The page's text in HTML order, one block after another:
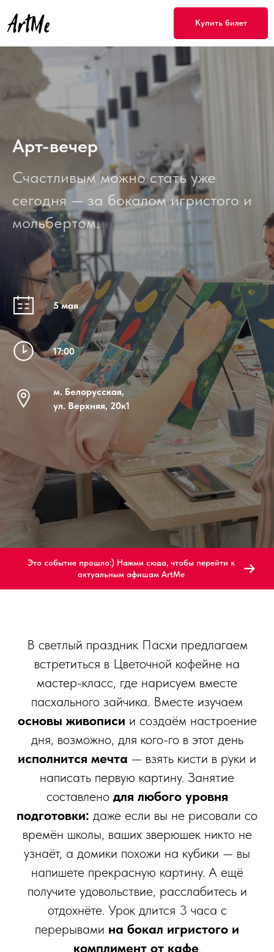
Купить билет
Арт-вечер
Счастливым можно стать уже
сегодня — за бокалом игристого и
мольбертом.
5 мая
17:00
м. Белорусская,
ул. Верхняя, 20к1
Это событие прошло:) Нажми сюда, чтобы перейти к
актуальным афишам ArtMe
В светлый праздник Пасхи предлагаем
встретиться в Цветочной кофейне на
мастер-класс, где нарисуем вместе
пасхального зайчика. Вместе изучаем
основы живописи и создаём настроение
дня, возможно, для кого-го в этот день
исполнится мечта — взять кисти в руки и
написать первую картину. Занятие
составлено для любого уровня
подготовки: даже если вы не рисовали со
времён школы, ваших зверюшек никто не
узнаёт, а домики похожи на кубики — вы
напишете прекрасную картину. А ещё
получите удовольствие, расслабитесь и
отдохнёте. Урок длится 3 часа с
перерывами на бокал игристого и
комплимент от кафе.